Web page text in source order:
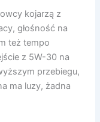
kojarzą z
głośność na
też tempo
z 5W-30 na
przebiegu,
ma luzy, żadna